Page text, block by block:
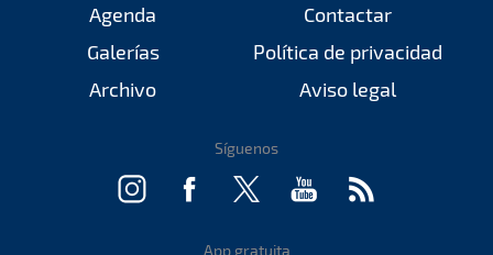
Agenda
Galerías
Archivo
Contactar
Política de privacidad
Aviso legal
Síguenos
App gratuita